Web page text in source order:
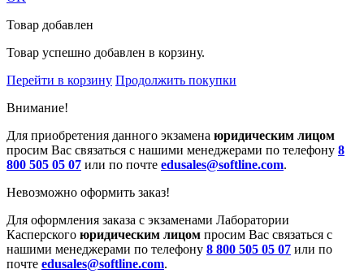
Товар добавлен
Товар успешно добавлен в корзину.
Перейти в корзину Продолжить покупки
Внимание!
Для приобретения данного экзамена юридическим лицом
просим Вас связаться с нашими менеджерами по телефону 8
800 505 05 07 или по почте edusales@softline.com.
Невозможно оформить заказ!
Для оформления заказа с экзаменами Лаборатории
Касперского юридическим лицом просим Вас связаться с
нашими менеджерами по телефону 8 800 505 05 07 или по
почте edusales@softline.com.